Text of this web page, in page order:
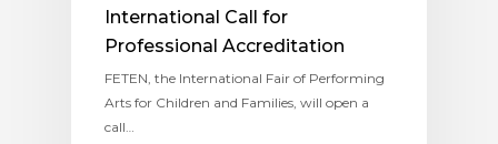
International Call for
Professional Accreditation
FETEN, the International Fair of Performing
Arts for Children and Families, will open a
call…